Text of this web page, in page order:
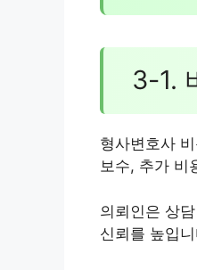
3-1.
형사변호사
보수, 추가 비
의뢰인은 상
신뢰를 높입